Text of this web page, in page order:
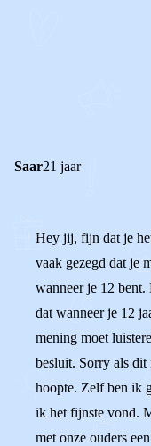
Saar21 jaar
Hey jij, fijn dat je
vaak gezegd dat je
wanneer je 12
dat wanneer je 12
mening moet
besluit. Sorry als
hoopte. Zelf ben ik
ik het fijnste vond.
met onze ouders